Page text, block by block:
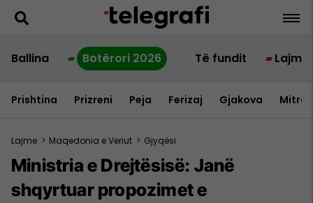
Ballina Botërori 2026 Të fundit Lajme
Prishtina Prizreni Peja Ferizaj Gjakova
Lajme > Maqedonia e Veriut > Gjyqësi
Ministria e Drejtësisë: Janë
shqyrtuar propozimet e